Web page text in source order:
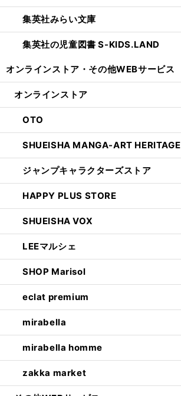
集英社みらい文庫
集英社の児童図書 S-KIDS.LAND
オンラインストア・ その他WEBサービス
オンラインストア
OTO
SHUEISHA MANGA-ART HERITAGE
ジャンプキャラクターズストア
HAPPY PLUS STORE
SHUEISHA VOX
LEEマルシェ
SHOP Marisol
eclat premium
mirabella
mirabella homme
zakka market